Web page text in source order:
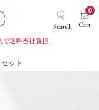
Search Cart
0
で送料当社負担
ット